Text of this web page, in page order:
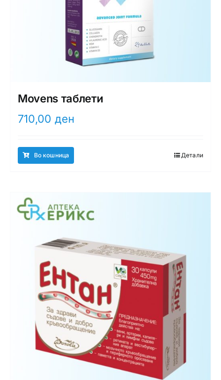
Movens таблети
710,00 ден
Во кошница Детали